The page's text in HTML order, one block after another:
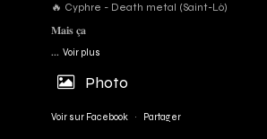
🔥 Cyphre - Death metal (Saint-Lô)
𝐌𝐚𝐢𝐬 𝐜̧𝐚
... Voir plus
Photo
Voir sur Facebook · Partager